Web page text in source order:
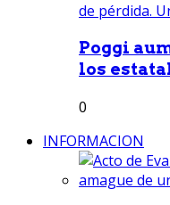
Poggi
los
0
INFORMACION